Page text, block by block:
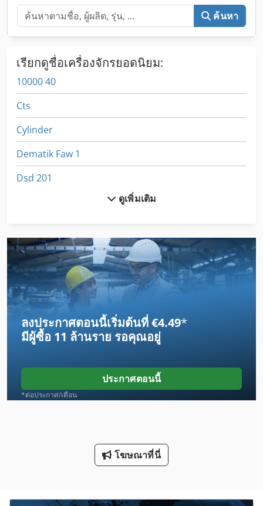
ค้นหา
เรียกดูชื่อเครื่องจักรยอดนิยม:
10000 40
Cts
Cylinder
Dematik Faw 1
Dsd 201
Esta Dustomat 10
Frm D Midi
Gx 11 Ff
Kaeser Dsd 201
Kleine Sf 10
Kondia Fv 1
Lm Guide
ดูเพิ่มเติม
ลงประกาศตอนนี้เริ่มต้นที่ €4.49*
มีผู้ซื้อ 11 ล้านราย รอคุณอยู่
ประกาศตอนนี้
*ต่อประกาศ/เดือน
โฆษณาที่นี่